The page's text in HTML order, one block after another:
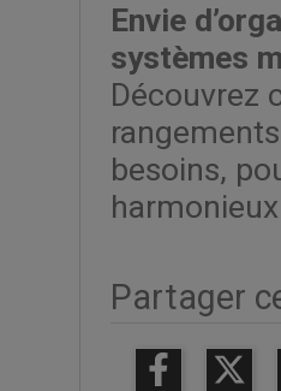
Envie
systèmes
Découvrez
besoins,
Partager